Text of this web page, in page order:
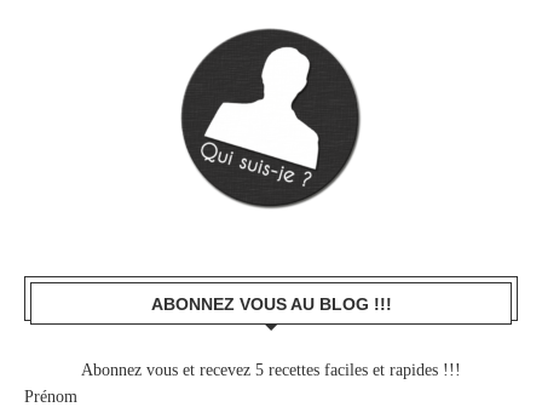
ABONNEZ VOUS AU BLOG !!!
Abonnez vous et recevez 5 recettes faciles et rapides !!!
Prénom